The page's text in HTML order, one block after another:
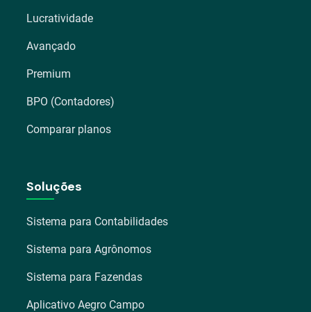
Lucratividade
Avançado
Premium
BPO (Contadores)
Comparar planos
Soluções
Sistema para Contabilidades
Sistema para Agrônomos
Sistema para Fazendas
Aplicativo Aegro Campo